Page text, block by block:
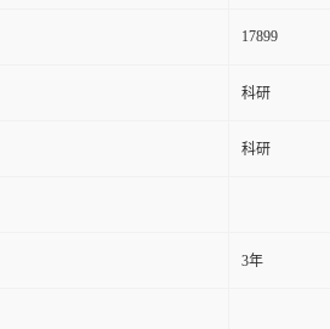
17899
科研
科研
3年